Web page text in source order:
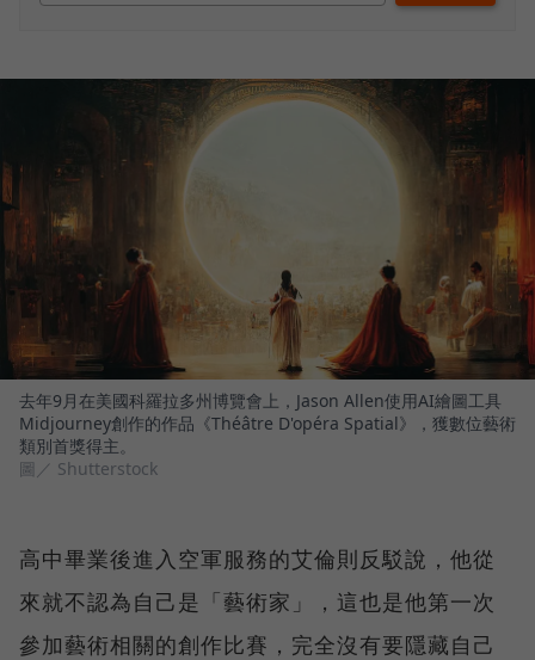
去年9月在美國科羅拉多州博覽會上，Jason Allen使用AI繪圖工具
Midjourney創作的作品《Théâtre D'opéra Spatial》，獲數位藝術
類別首獎得主。
圖／ Shutterstock
高中畢業後進入空軍服務的艾倫則反駁說，他從
來就不認為自己是「藝術家」，這也是他第一次
參加藝術相關的創作比賽，完全沒有要隱藏自己